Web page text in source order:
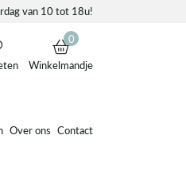
van 10 tot 18u!
0
Winkelmandje
Over ons Contact